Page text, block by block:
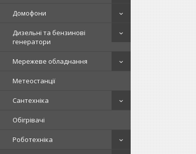
Домофони
Дизельні та бензинові
генератори
Мережеве обладнання
Метеостанції
Сантехніка
Обігрівачі
Роботехніка